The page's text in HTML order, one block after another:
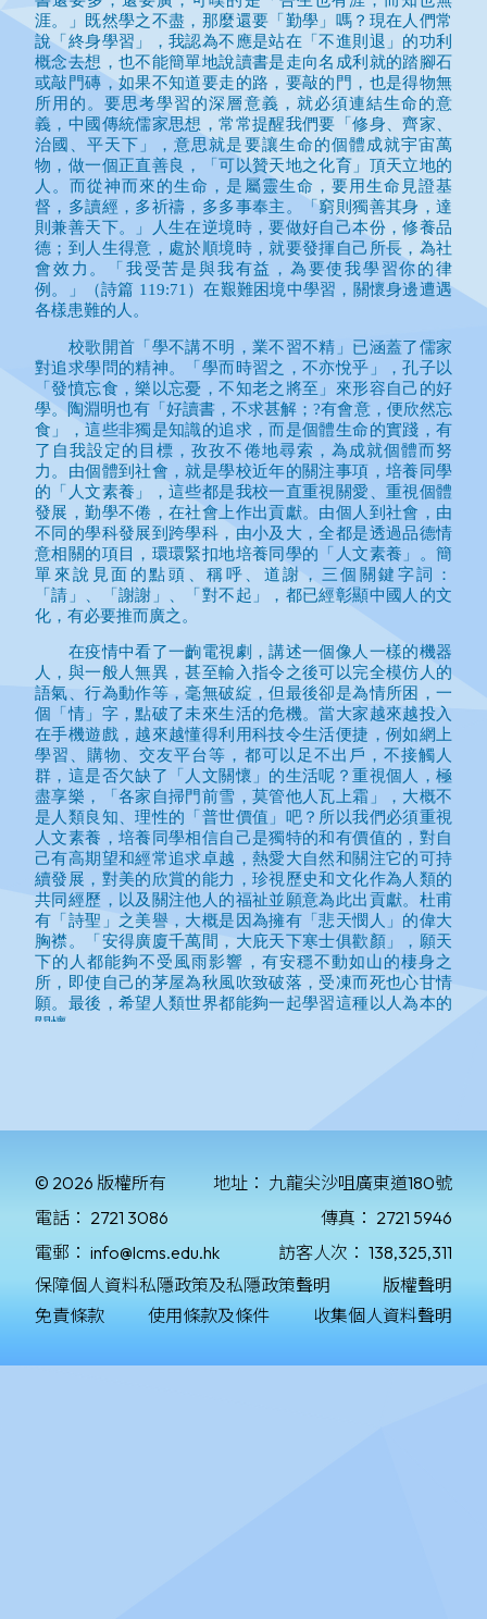
© 2026 版權所有 地址： 九龍尖沙咀廣東道180號
電話： 2721 3086 傳真： 2721 5946
電郵： info@lcms.edu.hk 訪客人次： 138,325,311
保障個人資料私隱政策及私隱政策聲明
版權聲明
免責條款
使用條款及條件 收集個人資料聲明